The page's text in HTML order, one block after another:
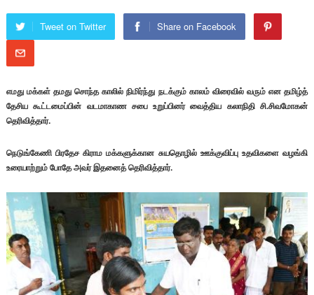
Tweet on Twitter Share on Facebook
எமது மக்கள் தமது சொந்த காலில் நிமிர்ந்து நடக்கும் காலம் விரைவில் வரும் என தமிழ்த்
தேசிய கூட்டமைப்பின் வடமாகாண சபை உறுப்பினர் வைத்திய கலாநிதி சி.சிவமோகன்
தெரிவித்தார்.
நெடுங்கேணி பிரதேச கிராம மக்களுக்கான சுயதொழில் ஊக்குவிப்பு உதவிகளை வழங்கி
உரையாற்றும் போதே அவர் இதனைத் தெரிவித்தார்.